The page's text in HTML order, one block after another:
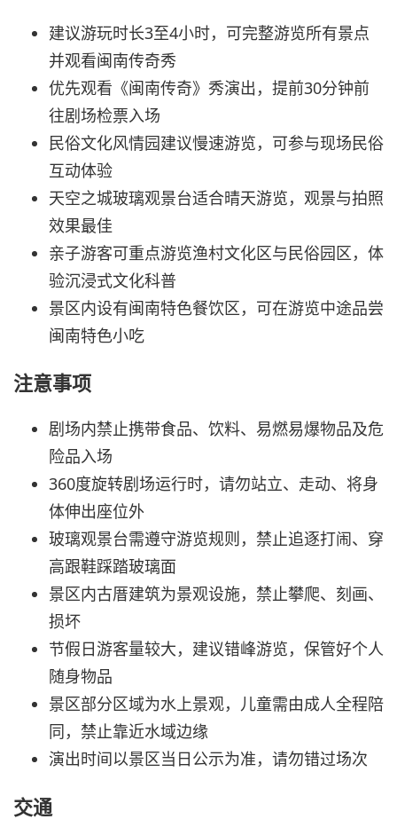
建议游玩时长3至4小时，可完整游览所有景点
并观看闽南传奇秀
优先观看《闽南传奇》秀演出，提前30分钟前
往剧场检票入场
民俗文化风情园建议慢速游览，可参与现场民俗
互动体验
天空之城玻璃观景台适合晴天游览，观景与拍照
效果最佳
亲子游客可重点游览渔村文化区与民俗园区，体
验沉浸式文化科普
景区内设有闽南特色餐饮区，可在游览中途品尝
闽南特色小吃
注意事项
剧场内禁止携带食品、饮料、易燃易爆物品及危
险品入场
360度旋转剧场运行时，请勿站立、走动、将身
体伸出座位外
玻璃观景台需遵守游览规则，禁止追逐打闹、穿
高跟鞋踩踏玻璃面
景区内古厝建筑为景观设施，禁止攀爬、刻画、
损坏
节假日游客量较大，建议错峰游览，保管好个人
随身物品
景区部分区域为水上景观，儿童需由成人全程陪
同，禁止靠近水域边缘
演出时间以景区当日公示为准，请勿错过场次
交通